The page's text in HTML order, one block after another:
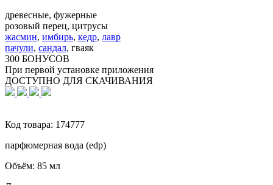
древесные, фужерные
розовый перец, цитрусы
жасмин, имбирь, кедр, лавр
пачули, сандал, гваяк
300 БОНУСОВ
При первой установке приложения
ДОСТУПНО ДЛЯ СКАЧИВАНИЯ
Код товара: 174777
парфюмерная вода (edp)
Объём: 85 мл